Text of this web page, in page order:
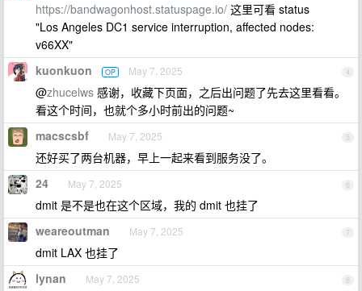
https://bandwagonhost.statuspage.io/ 这里可看 status
"Los Angeles DC1 service interruption, affected nodes:
v66XX"
4
kuonkuon OP May 7, 2025
@zhucelws 感谢，收藏下页面，之后出问题了先去这里看看。
看这个时间，也就个多小时前出的问题~
5
macscsbf May 7, 2025
还好买了两台机器，早上一起来看到服务没了。
6
24 May 7, 2025
dmit 是不是也在这个区域，我的 dmit 也挂了
7
weareoutman May 7, 2025
dmit LAX 也挂了
8
lynan May 7, 2025